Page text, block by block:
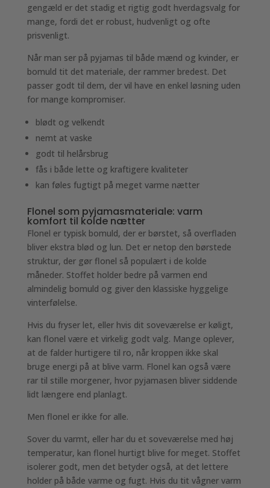
gengæld er det stadig et rigtig godt hverdagsvalg for
mange, fordi det er robust, hudvenligt og ofte
prisvenligt.
Når man ser på pyjamas til både mænd og kvinder, er
bomuld tit det materiale, der rammer bredest. Det
passer godt til dem, der vil have en enkel løsning uden
for mange kompromiser.
blødt og velkendt
nemt at vaske
godt til helårsbrug
fås i både lette og kraftigere kvaliteter
kan føles fugtigt på meget varme nætter
Flonel som pyjamasmateriale: varm
komfort til kolde nætter
Flonel er typisk bomuld, der er børstet, så overfladen
bliver ekstra blød og lun. Det er netop den børstede
struktur, der gør flonel så populært i de kolde
måneder. Stoffet holder bedre på varmen end
almindelig bomuld og giver den klassiske hyggelige
vinterfølelse.
Hvis du fryser let, eller hvis dit soveværelse er køligt,
kan flonel være et virkelig godt valg. Mange oplever,
at de falder hurtigere til ro, når kroppen ikke skal
bruge energi på at blive varm. Flonel kan også være
rar til stille morgener, hvor pyjamasen bliver siddende
lidt længere end planlagt.
Men flonel er ikke for alle.
Sover du varmt, eller har du et soveværelse med høj
temperatur, kan flonel hurtigt blive for meget. Stoffet
isolerer godt, men det betyder også, at det lettere
holder på både varme og fugt. Hvis du tit vågner varm